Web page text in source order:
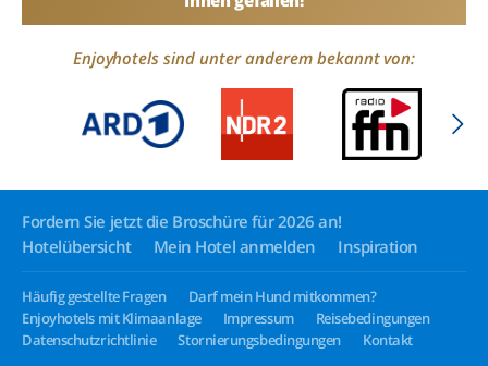
Enjoyhotels sind unter anderem bekannt von:
Fordern Sie jetzt die Broschüre für 2026 an!
Hotelübersicht
Mein Hotel anmelden Inspiration
Häufig gestellte Fragen
Darf mein Hund mitkommen?
Enjoyhotels mit Klimaanlage
Impressum
Reisebedingungen
Datenschutzrichtlinie
Stornierungsbedingungen Kontakt